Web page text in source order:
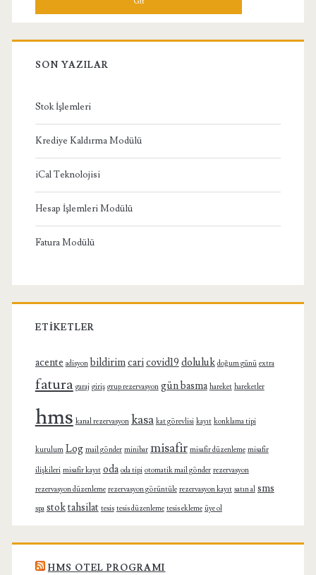
SON YAZILAR
Stok İşlemleri
Krediye Kaldırma Modülü
iCal Teknolojisi
Hesap İşlemleri Modülü
Fatura Modülü
ETIKETLER
acente adisyon bildirimcaricovid19 doluluk doğum günü extra
fatura garaj giriş grup rezervasyon gün basma hareket hareketler
hms kanal rezervasyon kasa kat görevlisi kayıt konklama tipi
kurulum Log mail gönder minibar misafir misafir düzenleme misafir
ilişkileri misafir kayıt oda oda tipi otomatik mail gönder rezervasyon
rezervasyon düzenleme rezervasyon görüntüle rezervasyon kayıt satın al sms
spa stoktahsilat tesis tesis düzenleme tesis ekleme üye ol
HMS OTEL PROGRAMI